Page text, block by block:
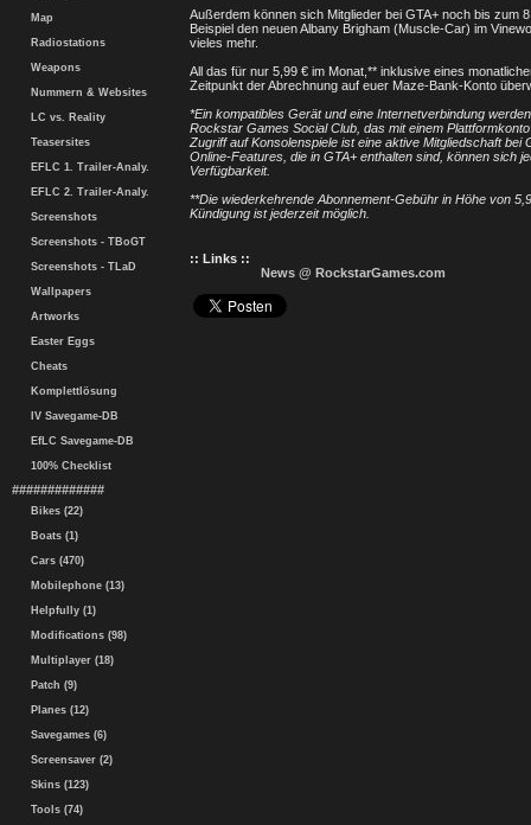
Map
Radiostations
Weapons
Nummern & Websites
LC vs. Reality
Teasersites
EFLC 1. Trailer-Analy.
EFLC 2. Trailer-Analy.
Screenshots
Screenshots - TBoGT
Screenshots - TLaD
Wallpapers
Artworks
Easter Eggs
Cheats
Komplettlösung
IV Savegame-DB
EfLC Savegame-DB
100% Checklist
#############
Bikes (22)
Boats (1)
Cars (470)
Mobilephone (13)
Helpfully (1)
Modifications (98)
Multiplayer (18)
Patch (9)
Planes (12)
Savegames (6)
Screensaver (2)
Skins (123)
Tools (74)
Außerdem können sich Mitglieder bei GTA+ noch bis zum
Beispiel den neuen Albany Brigham (Muscle-Car) im
vieles mehr.
All das für nur 5,99 € im Monat,** inklusive eines
Zeitpunkt der Abrechnung auf euer Maze-Bank-Konto
*Ein kompatibles Gerät und eine Internetverbindung
Rockstar Games Social Club, das mit einem
Zugriff auf Konsolenspiele ist eine aktive Mitgliedschaft
Online-Features, die in GTA+ enthalten sind, können sich
Verfügbarkeit.
**Die wiederkehrende Abonnement-Gebühr in Höhe von
Kündigung ist jederzeit möglich.
:: Links ::
News @ RockstarGames.com